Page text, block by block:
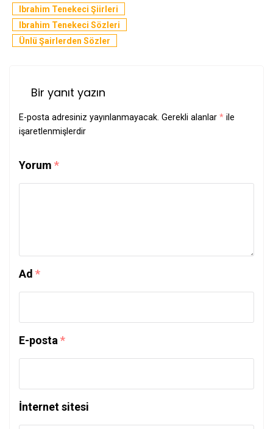
Ibrahim Tenekeci Şiirleri
Ibrahim Tenekeci Sözleri
Ünlü Şairlerden Sözler
Bir yanıt yazın
E-posta adresiniz yayınlanmayacak. Gerekli alanlar * ile
işaretlenmişlerdir
Yorum *
Ad *
E-posta *
İnternet sitesi